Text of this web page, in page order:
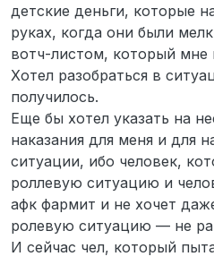
детские деньги, которые
руках, когда они были
вотч-листом, который
Хотел разобраться в
получилось.
Еще бы хотел указать на
наказания для меня и для
ситуации, ибо человек,
роллевую ситуацию и
афк фармит и не хочет
ролевую ситуацию — не
И сейчас чел, который